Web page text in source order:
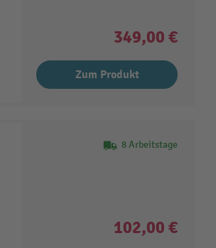
349,00 €
Zum Produkt
8 Arbeitstage
102,00 €